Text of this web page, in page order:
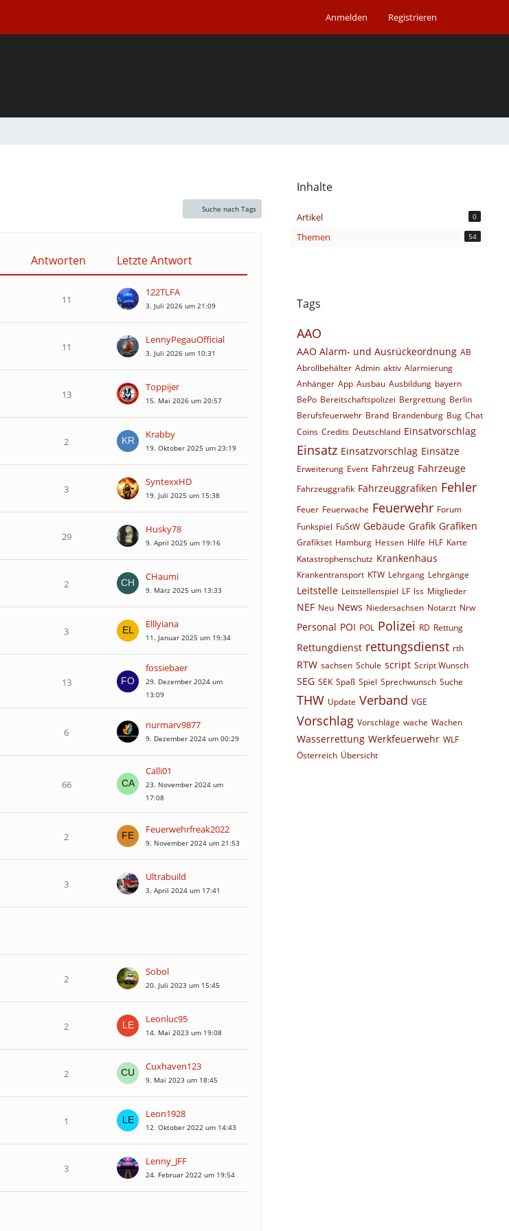
Anmelden Registrieren
Suche nach Tags
Antworten Letzte Antwort
11
122TLFA
3. Juli 2026 um 21:09
11
LennyPegauOfficial
3. Juli 2026 um 10:31
13
Toppijer
15. Mai 2026 um 20:57
2
Krabby
19. Oktober 2025 um 23:19
3
SyntexxHD
19. Juli 2025 um 15:38
29
Husky78
9. April 2025 um 19:16
2
CHaumi
9. März 2025 um 13:33
3
Elllyiana
11. Januar 2025 um 19:34
13
fossiebaer
29. Dezember 2024 um
13:09
6
nurmarv9877
9. Dezember 2024 um 00:29
66
Calli01
23. November 2024 um
17:08
2
Feuerwehrfreak2022
9. November 2024 um 21:53
3
Ultrabuild
3. April 2024 um 17:41
2
Sobol
20. Juli 2023 um 15:45
2
Leonluc95
14. Mai 2023 um 19:08
2
Cuxhaven123
9. Mai 2023 um 18:45
1
Leon1928
12. Oktober 2022 um 14:43
3
Lenny_JFF
24. Februar 2022 um 19:54
Inhalte
Artikel 0
Themen 54
Tags
AAO
AAO Alarm- und Ausrückeordnung AB
Abrollbehälter Admin aktiv Alarmierung
Anhänger App Ausbau Ausbildung bayern
BePo Bereitschaftspolizei Bergrettung Berlin
Berufsfeuerwehr Brand Brandenburg Bug Chat
Coins Credits Deutschland Einsatvorschlag
Einsatz Einsatzvorschlag Einsätze
Erweiterung Event Fahrzeug Fahrzeuge
Fahrzeuggrafik Fahrzeuggrafiken Fehler
Feuer Feuerwache Feuerwehr Forum
Funkspiel FuStW Gebäude Grafik Grafiken
Grafikset Hamburg Hessen Hilfe HLF Karte
Katastrophenschutz Krankenhaus
Krankentransport KTW Lehrgang Lehrgänge
Leitstelle Leitstellenspiel LF lss Mitglieder
NEF Neu News Niedersachsen Notarzt Nrw
Personal POI POL Polizei RD Rettung
Rettungdienst rettungsdienst rth
RTW sachsen Schule script Script Wunsch
SEG SEK Spaß Spiel Sprechwunsch Suche
THW Update Verband VGE
Vorschlag Vorschläge wache Wachen
Wasserrettung Werkfeuerwehr WLF
Österreich Übersicht